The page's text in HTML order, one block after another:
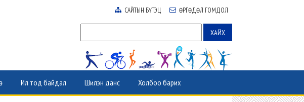
САЙТЫН БҮТЭЦ ӨРГӨДӨЛ ГОМДОЛ
Ил тод байдал Шилэн данс Холбоо барих